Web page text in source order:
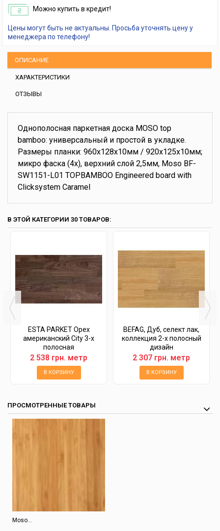
Можно купить в кредит!
Цены могут быть не актуальны. Просьба уточнять цену у
менеджера по телефону!
ОПИСАНИЕ
ХАРАКТЕРИСТИКИ
ОТЗЫВЫ
Однополосная паркетная доска MOSO top
bamboo: универсальный и простой в укладке.
Размеры планки: 960x128x10мм / 920x125x10мм;
микро фаска (4х), верхний слой 2,5мм, Moso BF-
SW1151-L01 TOPBAMBOO Engineered board with
Clicksystem Caramel
В ЭТОЙ КАТЕГОРИИ 30 ТОВАРОВ:
ESTA PARKET Орех
американский City 3-х
полосная
2 538 грн. метр
В КОРЗИНУ
BEFAG, Дуб, селект лак,
коллекция 2-х полосный
дизайн
2 307 грн. метр
В КОРЗИНУ
ПРОСМОТРЕННЫЕ ТОВАРЫ
Moso...